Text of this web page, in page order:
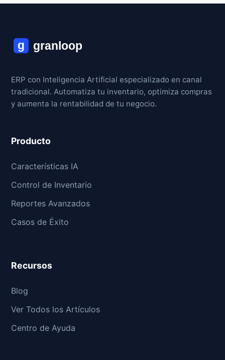
ERP con Inteligencia Artificial especializado en canal
tradicional. Automatiza tu inventario, optimiza compras
y aumenta la rentabilidad de tu negocio.
Producto
Características IA
Control de Inventario
Reportes Avanzados
Casos de Éxito
Recursos
Blog
Ver Todos los Artículos
Centro de Ayuda